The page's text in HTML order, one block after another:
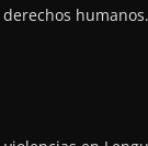
humanos.